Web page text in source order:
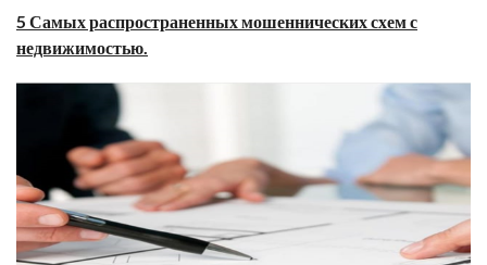
5 Самых распространенных мошеннических схем с
недвижимостью.